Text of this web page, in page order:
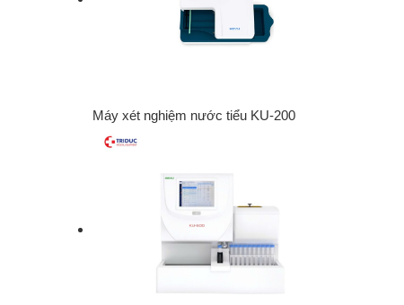
Máy xét nghiệm nước tiểu KU-200